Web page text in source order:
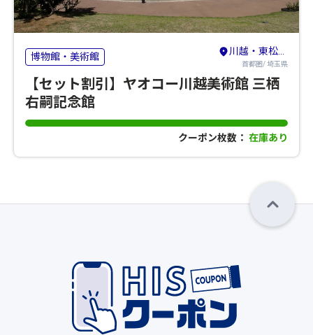
博物館・美術館 川越・東松山・志木・和光
首都圏/ 埼玉県
【セット割引】ヤオコー川越美術館 三栖
右嗣記念館
クーポン枚数： 在庫あり